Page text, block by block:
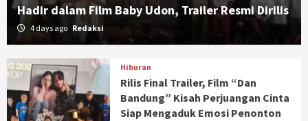
Hadir dalam Film Baby Udon, Trailer Resmi Dirilis
4 days ago Redaksi
Hiburan
Rilis Final Trailer, Film “Dan
Bandung” Kisah Perjuangan Cinta
Siap Mengaduk Emosi Penonton